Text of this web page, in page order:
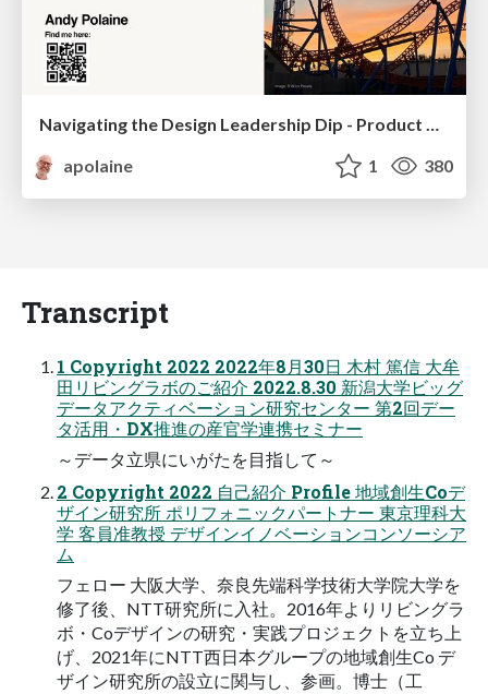
apolaine
1 380
Transcript
1 Copyright 2022 2022年8月30日 木村 篤信 大牟
田リビングラボのご紹介 2022.8.30 新潟大学ビッグ
データアクティベーション研究センター 第2回デー
タ活用・DX推進の産官学連携セミナー
～データ立県にいがたを目指して～
2 Copyright 2022 自己紹介 Profile 地域創生Coデ
ザイン研究所 ポリフォニックパートナー 東京理科大
学 客員准教授 デザインイノベーションコンソーシア
ム
フェロー 大阪大学、奈良先端科学技術大学院大学を
修了後、NTT研究所に入社。2016年よりリビングラ
ボ・Coデザインの研究・実践プロジェクトを立ち上
げ、2021年にNTT西日本グループの地域創生Co デ
ザイン研究所の設立に関与し、参画。博士（工